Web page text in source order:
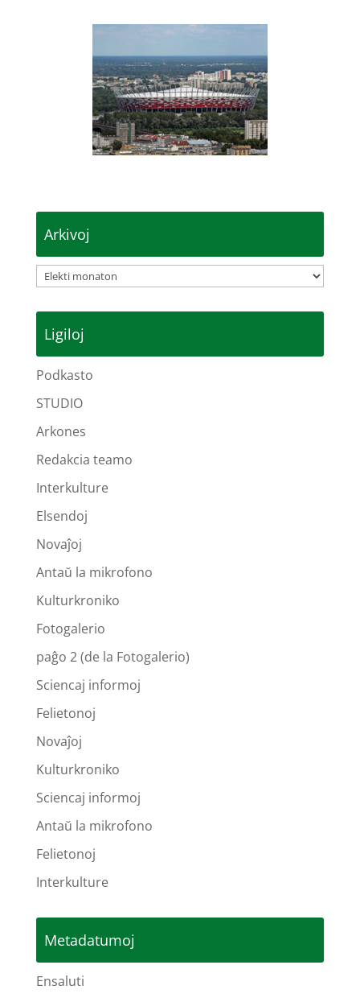
Arkivoj
Arkivoj
Ligiloj
Podkasto
STUDIO
Arkones
Redakcia teamo
Interkulture
Elsendoj
Novaĵoj
Antaŭ la mikrofono
Kulturkroniko
Fotogalerio
paĝo 2 (de la Fotogalerio)
Sciencaj informoj
Felietonoj
Novaĵoj
Kulturkroniko
Sciencaj informoj
Antaŭ la mikrofono
Felietonoj
Interkulture
Metadatumoj
Ensaluti